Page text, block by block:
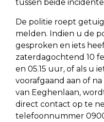
tussen beide
De politie roept
melden. Indien u de
gesproken en iets
zaterdagochtend 10
en 05.15 uur, of als u
voorafgaand aan of
van Eeghenlaan,
direct contact op te
telefoonnummer